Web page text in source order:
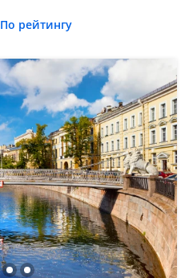
По рейтингу